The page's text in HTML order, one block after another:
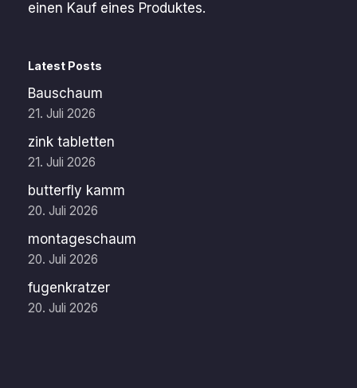
einen Kauf eines Produktes.
Latest Posts
Bauschaum
21. Juli 2026
zink tabletten
21. Juli 2026
butterfly kamm
20. Juli 2026
montageschaum
20. Juli 2026
fugenkratzer
20. Juli 2026